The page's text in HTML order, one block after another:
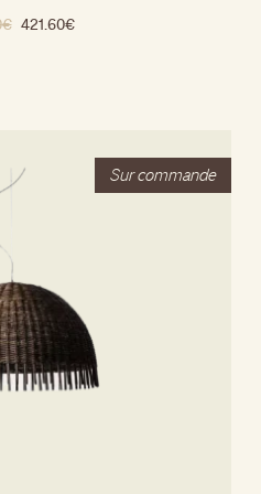
€ 421.60€